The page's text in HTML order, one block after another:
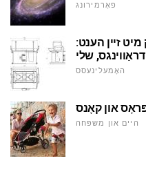
פאָרמירונג
זיין הענט:
דראַווינגס, שלי
האָמעלינעסס
און קאָנס
היים און משפּחה